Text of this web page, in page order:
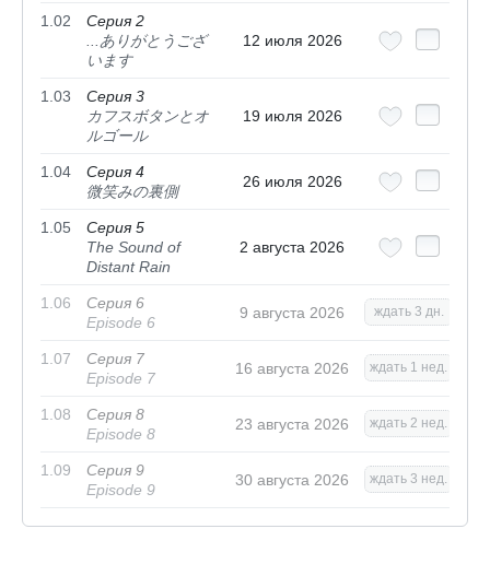
1.02
Серия 2
...ありがとうござ
います
12 июля 2026
1.03
Серия 3
カフスボタンとオ
ルゴール
19 июля 2026
1.04
Серия 4
微笑みの裏側
26 июля 2026
1.05
Серия 5
The Sound of
Distant Rain
2 августа 2026
1.06
Серия 6
Episode 6
9 августа 2026 ждать 3 дн.
1.07
Серия 7
Episode 7
16 августа 2026 ждать 1 нед.
1.08
Серия 8
Episode 8
23 августа 2026 ждать 2 нед.
1.09
Серия 9
Episode 9
30 августа 2026 ждать 3 нед.